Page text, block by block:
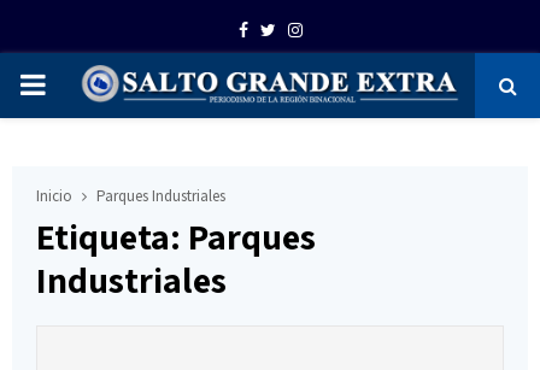
Facebook
TwitterInstagram
PRIMARY
Inicio Parques Industriales
Etiqueta: Parques
Industriales